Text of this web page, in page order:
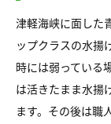
津軽海峡に面した
ップクラスの水揚
時には弱っている
は活きたまま水揚
ます。その後は職